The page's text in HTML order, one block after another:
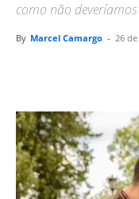
como não
By Marcel Camargo - 26